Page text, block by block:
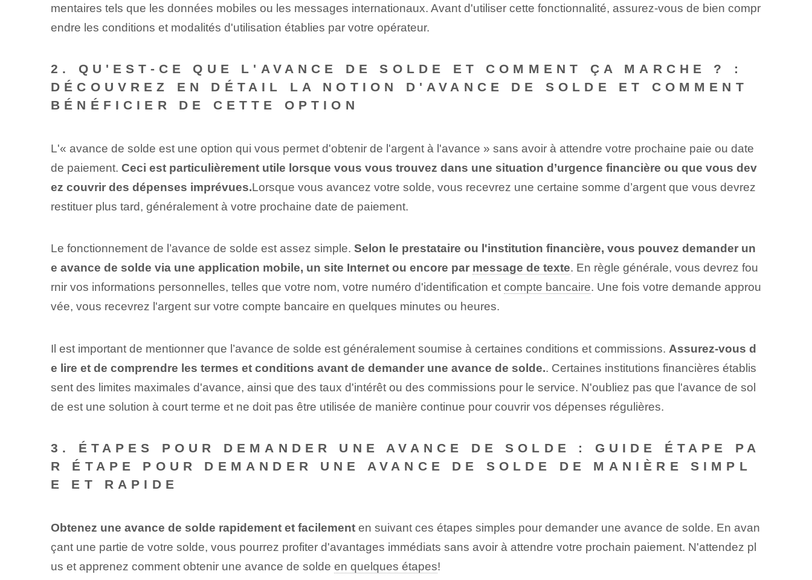
mentaires tels que les données mobiles ou les messages internationaux. Avant d'utiliser cette fonctionnalité, assurez-vous de bien compr
endre les conditions et modalités d'utilisation établies par votre opérateur.
2. QU'EST-CE QUE L'AVANCE DE SOLDE ET COMMENT ÇA MARCHE ? :
DÉCOUVREZ EN DÉTAIL LA NOTION D'AVANCE DE SOLDE ET COMMENT
BÉNÉFICIER DE CETTE OPTION
L'« avance de solde est une option qui vous permet d'obtenir de l'argent à l'avance » sans avoir à attendre votre prochaine paie ou date
de paiement. Ceci est particulièrement utile lorsque vous vous trouvez dans une situation d’urgence financière ou que vous dev
ez couvrir des dépenses imprévues.Lorsque vous avancez votre solde, vous recevrez une certaine somme d’argent que vous devrez
restituer plus tard, généralement à votre prochaine date de paiement.
Le fonctionnement de l’avance de solde est assez simple. Selon le prestataire ou l'institution financière, vous pouvez demander un
e avance de solde via une application mobile, un site Internet ou encore par message de texte. En règle générale, vous devrez fou
rnir vos⁢ informations personnelles, telles que votre nom, votre ⁢numéro d'identification‍ et compte bancaire. Une fois votre demande approu
vée, vous recevrez l'argent sur votre compte bancaire en quelques minutes ou heures.
Il est important de mentionner que l’avance de solde est généralement soumise à certaines conditions et commissions. Assurez-vous d
e lire et de comprendre les termes et conditions avant de demander une avance de solde.. Certaines institutions financières établis
sent des limites maximales d'avance, ainsi que des taux d'intérêt ou des commissions pour le service. N'oubliez pas que l'avance de sol
de est une solution à court terme et ne doit pas être utilisée de manière continue pour couvrir vos dépenses régulières.
3. ÉTAPES POUR DEMANDER UNE AVANCE DE SOLDE : GUIDE ÉTAPE PA
R ÉTAPE POUR DEMANDER UNE AVANCE DE SOLDE DE MANIÈRE SIMPL
E ET RAPIDE
Obtenez une avance de solde rapidement et facilementen suivant ces étapes simples pour demander une avance de solde.‍ En avan
çant une partie de votre solde, vous pourrez profiter d'⁤avantages⁤ immédiats sans avoir à attendre⁣ votre prochain paiement. N'attendez pl
us et apprenez comment obtenir une avance de solde en quelques étapes!